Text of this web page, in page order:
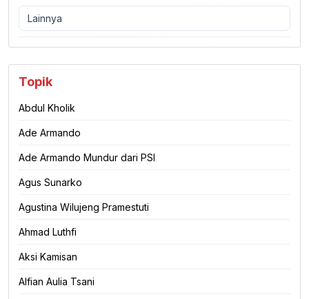
Lainnya
Topik
Abdul Kholik
Ade Armando
Ade Armando Mundur dari PSI
Agus Sunarko
Agustina Wilujeng Pramestuti
Ahmad Luthfi
Aksi Kamisan
Alfian Aulia Tsani